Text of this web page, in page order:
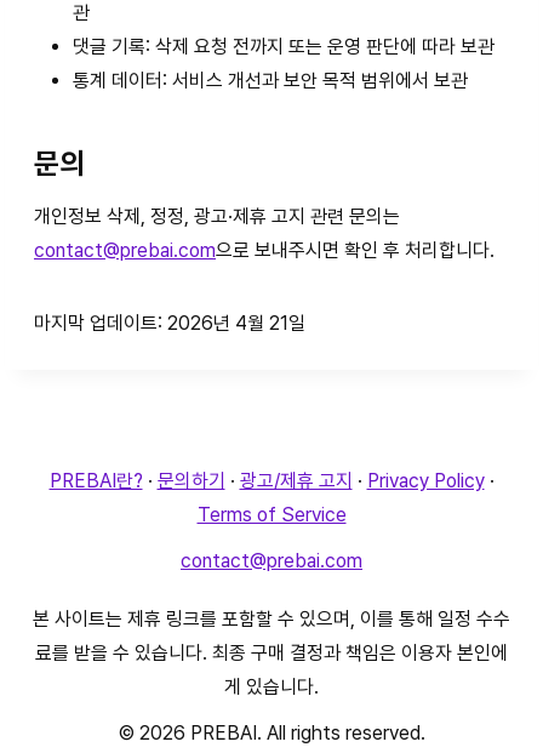
관
댓글 기록: 삭제 요청 전까지 또는 운영 판단에 따라 보관
통계 데이터: 서비스 개선과 보안 목적 범위에서 보관
문의
개인정보 삭제, 정정, 광고·제휴 고지 관련 문의는
contact@prebai.com으로 보내주시면 확인 후 처리합니다.
마지막 업데이트: 2026년 4월 21일
PREBAI란? · 문의하기 · 광고/제휴 고지 · Privacy Policy·
Terms of Service
contact@prebai.com
본 사이트는 제휴 링크를 포함할 수 있으며, 이를 통해 일정 수수
료를 받을 수 있습니다. 최종 구매 결정과 책임은 이용자 본인에
게 있습니다.
© 2026 PREBAI. All rights reserved.